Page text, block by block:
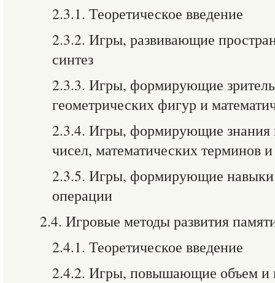
2.3.1. Теоретическое введение
2.3.2. Игры, развивающие
синтез
2.3.3. Игры, формирующие
геометрических фигур и
2.3.4. Игры, формирующие знания
чисел, математических терминов
2.3.5. Игры, формирующие навыки
операции
2.4. Игровые методы развития
2.4.1. Теоретическое введение
2.4.2. Игры, повышающие объем и